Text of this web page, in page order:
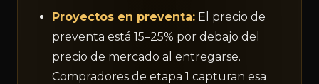
Proyectos en preventa: El precio de
preventa está 15–25% por debajo del
precio de mercado al entregarse.
Compradores de etapa 1 capturan esa